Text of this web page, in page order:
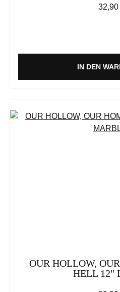
32,90
IN DEN
OUR HOLLOW,
HELL 12"